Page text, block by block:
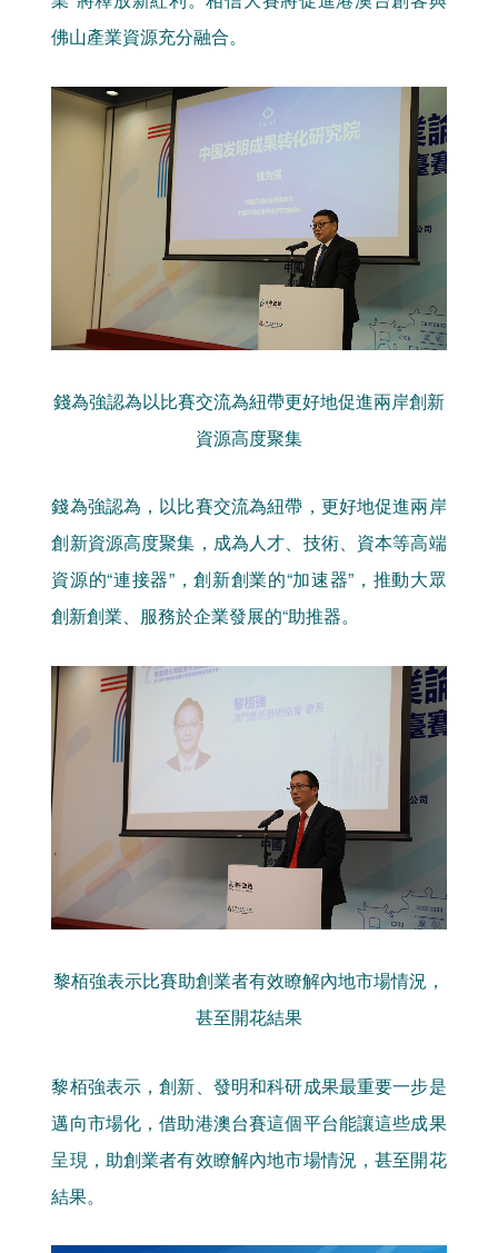
佛山產業資源充分融合。
錢為強認為以比賽交流為紐帶更好地促進兩岸創新
資源高度聚集
錢為強認為，以比賽交流為紐帶，更好地促進兩岸
創新資源高度聚集，成為人才、技術、資本等高端
資源的“連接器”，創新創業的“加速器”，推動大眾
創新創業、服務於企業發展的“助推器。
黎栢強表示比賽助創業者有效瞭解內地市場情況，
甚至開花結果
黎栢強表示，創新、發明和科研成果最重要一步是
邁向市場化，借助港澳台賽這個平台能讓這些成果
呈現，助創業者有效瞭解內地市場情況，甚至開花
結果。